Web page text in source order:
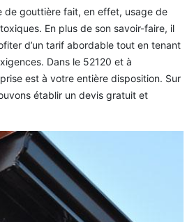
de gouttière fait, en effet, usage de
En plus de son savoir-faire, il
d’un tarif abordable tout en tenant
Dans le 52120 et à
est à votre entière disposition. Sur
établir un devis gratuit et